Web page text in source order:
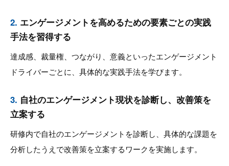
2. エンゲージメントを高めるための要素ごとの実践
手法を習得する
達成感、裁量権、つながり、意義といったエンゲージメント
ドライバーごとに、具体的な実践手法を学びます。
3. 自社のエンゲージメント現状を診断し、改善策を
立案する
研修内で自社のエンゲージメントを診断し、具体的な課題を
分析したうえで改善策を立案するワークを実施します。